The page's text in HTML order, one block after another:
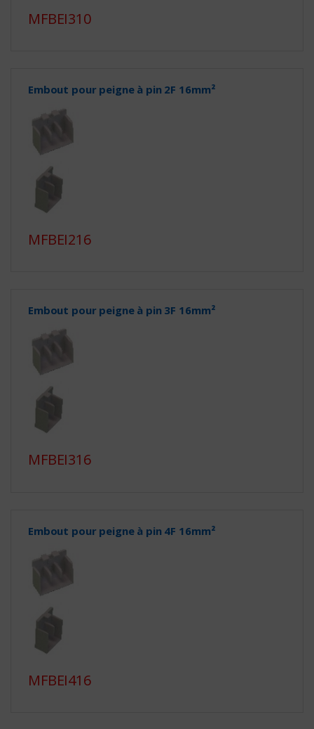
MFBEI310
Embout pour peigne à pin 2F 16mm²
MFBEI216
Embout pour peigne à pin 3F 16mm²
MFBEI316
Embout pour peigne à pin 4F 16mm²
MFBEI416